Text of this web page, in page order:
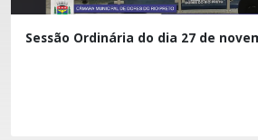
Sessão Ordinária do dia 27 de